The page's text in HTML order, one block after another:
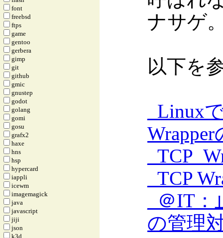
ナサゲ
以下を
Linux
TCP
＠IT：
の管理
font
freebsd
ftps
game
gentoo
gerbera
gimp
git
github
gmic
gnustep
godot
golang
gomi
gosu
grafx2
haxe
hns
hsp
hypercard
iappli
icewm
imagemagick
java
javascript
jiji
json
k3d